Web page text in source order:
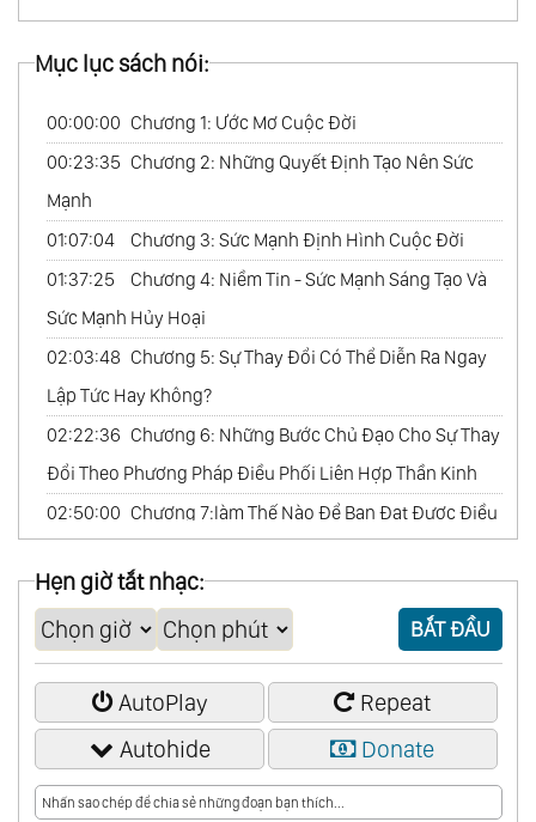
Mục lục sách nói:
00:00:00 Chương 1: Ước Mơ Cuộc Đời
00:23:35 Chương 2: Những Quyết Định Tạo Nên Sức
Mạnh
01:07:04
Chương 3: Sức Mạnh Định Hình Cuộc Đời
01:37:25
Chương 4: Niềm Tin - Sức Mạnh Sáng Tạo Và
Sức Mạnh Hủy Hoại
02:03:48 Chương 5: Sự Thay Đổi Có Thể Diễn Ra Ngay
Lập Tức Hay Không?
02:22:36 Chương 6: Những Bước Chủ Đạo Cho Sự Thay
Đổi Theo Phương Pháp Điều Phối Liên Hợp Thần Kinh
02:50:00 Chương 7:làm Thế Nào Để Bạn Đạt Được Điều
03:11:41
Chương 8: Câu Hỏi Cũng Chính Là Câu Trả Lời
03:39:17 Chương 9: Ngôn Từ Tạo Nên Thành Công Tột
Bậc
03:53:57 Chương 10: Sức Mạnh Của Những Ẩn Dụ
04:07:02 Chương 11: Mười Tín Hiệu Hành Động
04:36:37 Chương 12: Đam Mê Vĩ Đại - Nền Tảng Cho
Hẹn giờ tắt nhạc:
BẮT ĐẦU
AutoPlay
Repeat
Autohide
Donate